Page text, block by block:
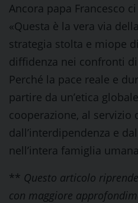
Ancora papa Francesco
«Questa è la vera via
strategia stolta e miope
diffidenza nei confronti
Perché la pace reale e
partire da un’etica
cooperazione, al
dall’interdipendenza e
nell’intera famiglia
** Questo articolo
con maggiore